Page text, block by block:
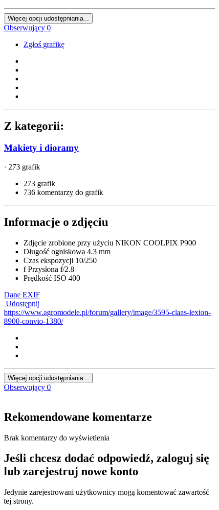
Więcej opcji udostępniania...
Obserwujący 0
Zgłoś grafikę
Z kategorii:
Makiety i dioramy
· 273 grafik
273 grafik
736 komentarzy do grafik
Informacje o zdjęciu
Zdjęcie zrobione przy użyciu NIKON COOLPIX P900
Długość ogniskowa 4.3 mm
Czas ekspozycji 10/250
f Przysłona f/2.8
Prędkość ISO 400
Dane EXIF
Udostępnij
https://www.agromodele.pl/forum/gallery/image/3595-claas-lexion-
8900-convio-1380/
Więcej opcji udostępniania...
Obserwujący 0
Rekomendowane komentarze
Brak komentarzy do wyświetlenia
Jeśli chcesz dodać odpowiedź, zaloguj się
lub zarejestruj nowe konto
Jedynie zarejestrowani użytkownicy mogą komentować zawartość
tej strony.